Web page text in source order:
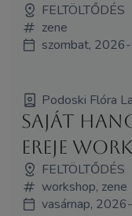
FELTÖLTŐDÉS
zene
szombat,
Podoski Flóra
Saját
ereje
FELTÖLTŐDÉS
workshop, zene
vasárnap,